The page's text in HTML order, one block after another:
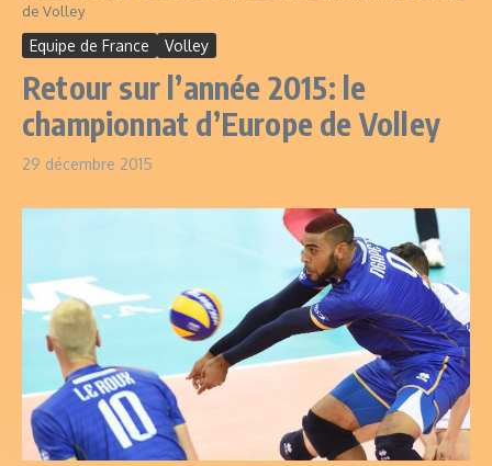
de Volley
Equipe de France Volley
Retour sur l’année 2015: le
championnat d’Europe de Volley
29 décembre 2015